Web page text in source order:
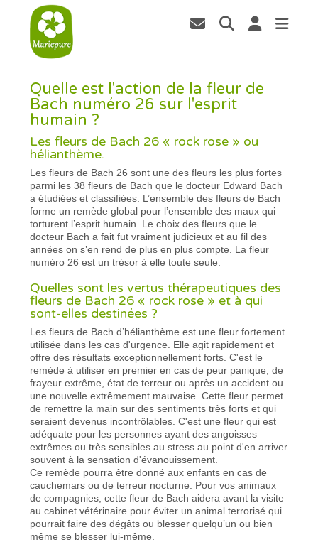
Quelle est l'action de la fleur de
Bach numéro 26 sur l'esprit
humain ?
Les fleurs de Bach 26 « rock rose » ou
hélianthème.
Les fleurs de Bach 26 sont une des fleurs les plus fortes
parmi les 38 fleurs de Bach que le docteur Edward Bach
a étudiées et classifiées. L’ensemble des fleurs de Bach
forme un remède global pour l’ensemble des maux qui
torturent l’esprit humain. Le choix des fleurs que le
docteur Bach a fait fut vraiment judicieux et au fil des
années on s’en rend de plus en plus compte. La fleur
numéro 26 est un trésor à elle toute seule.
Quelles sont les vertus thérapeutiques des
fleurs de Bach 26 « rock rose » et à qui
sont-elles destinées ?
Les fleurs de Bach d’hélianthème est une fleur fortement
utilisée dans les cas d'urgence. Elle agit rapidement et
offre des résultats exceptionnellement forts. C'est le
remède à utiliser en premier en cas de peur panique, de
frayeur extrême, état de terreur ou après un accident ou
une nouvelle extrêmement mauvaise. Cette fleur permet
de remettre la main sur des sentiments très forts et qui
seraient devenus incontrôlables. C'est une fleur qui est
adéquate pour les personnes ayant des angoisses
extrêmes ou très sensibles au stress au point d'en arriver
souvent à la sensation d'évanouissement.
Ce remède pourra être donné aux enfants en cas de
cauchemars ou de terreur nocturne. Pour vos animaux
de compagnies, cette fleur de Bach aidera avant la visite
au cabinet vétérinaire pour éviter un animal terrorisé qui
pourrait faire des dégâts ou blesser quelqu’un ou bien
même se blesser lui-même.